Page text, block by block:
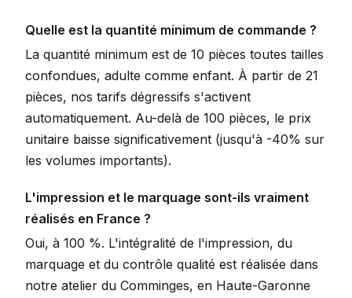
Quelle est la quantité minimum de commande ?
La quantité minimum est de 10 pièces toutes tailles
confondues, adulte comme enfant. À partir de 21
pièces, nos tarifs dégressifs s'activent
automatiquement. Au-delà de 100 pièces, le prix
unitaire baisse significativement (jusqu'à -40% sur
les volumes importants).
L'impression et le marquage sont-ils vraiment
réalisés en France ?
Oui, à 100 %. L'intégralité de l'impression, du
marquage et du contrôle qualité est réalisée dans
notre atelier du Comminges, en Haute-Garonne